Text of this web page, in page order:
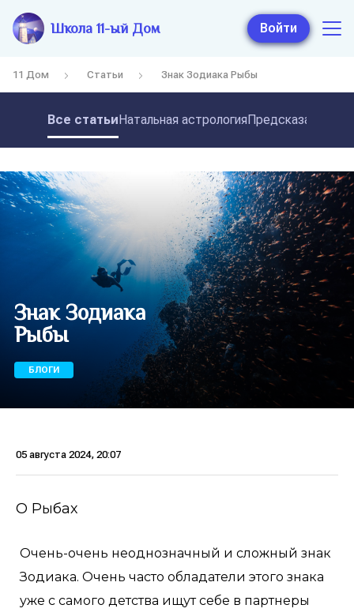
Школа 11-ый Дом Войти
11 Дом Статьи Знак Зодиака Рыбы
Все статьиНатальная астрология
Знак Зодиака
Рыбы
БЛОГИ
05 августа 2024, 20:07
О Рыбах
Очень-очень неоднозначный и сложный знак
Зодиака. Очень часто обладатели этого знака
уже с самого детства ищут себе в партнеры